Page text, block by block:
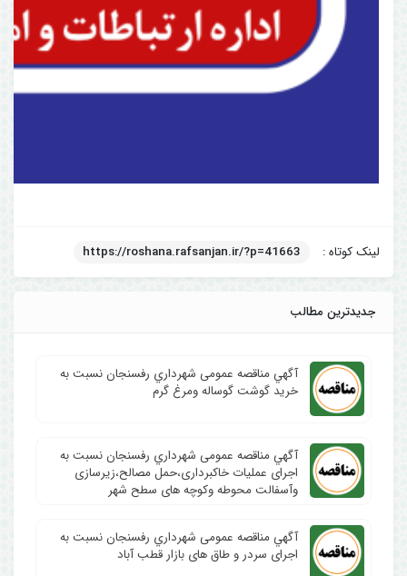
لینک کوتاه : https://roshana.rafsanjan.ir/?p=41663
جدیدترین مطالب
آگهي مناقصه عمومی شهرداري رفسنجان نسبت به
خرید گوشت گوساله ومرغ گرم
آگهي مناقصه عمومی شهرداري رفسنجان نسبت به
اجرای عملیات خاکبرداری،حمل مصالح،زیرسازی
وآسفالت محوطه وکوچه های سطح شهر
آگهي مناقصه عمومی شهرداري رفسنجان نسبت به
اجرای سردر و طاق های بازار قطب آباد